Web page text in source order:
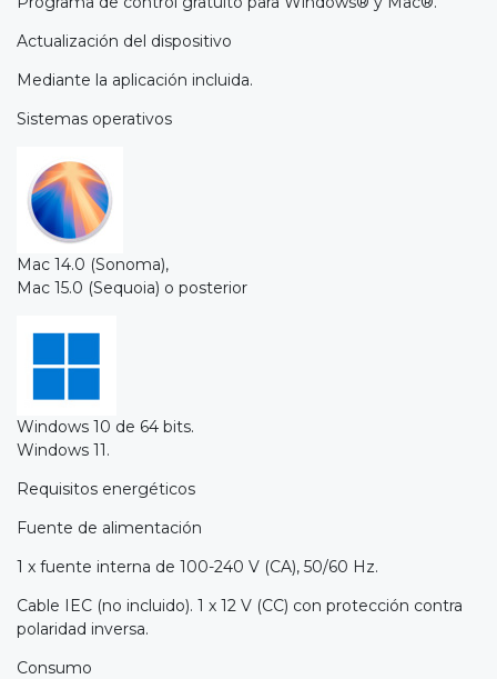
Actualización del dispositivo
Mediante la aplicación incluida.
Sistemas operativos
Mac 14.0 (Sonoma),
Mac 15.0 (Sequoia) o posterior
Windows 10 de 64 bits.
Windows 11.
Requisitos energéticos
Fuente de alimentación
1 x fuente interna de 100-240 V (CA), 50/60 Hz.
Cable IEC (no incluido). 1 x 12 V (CC) con protección contra
polaridad inversa.
Consumo